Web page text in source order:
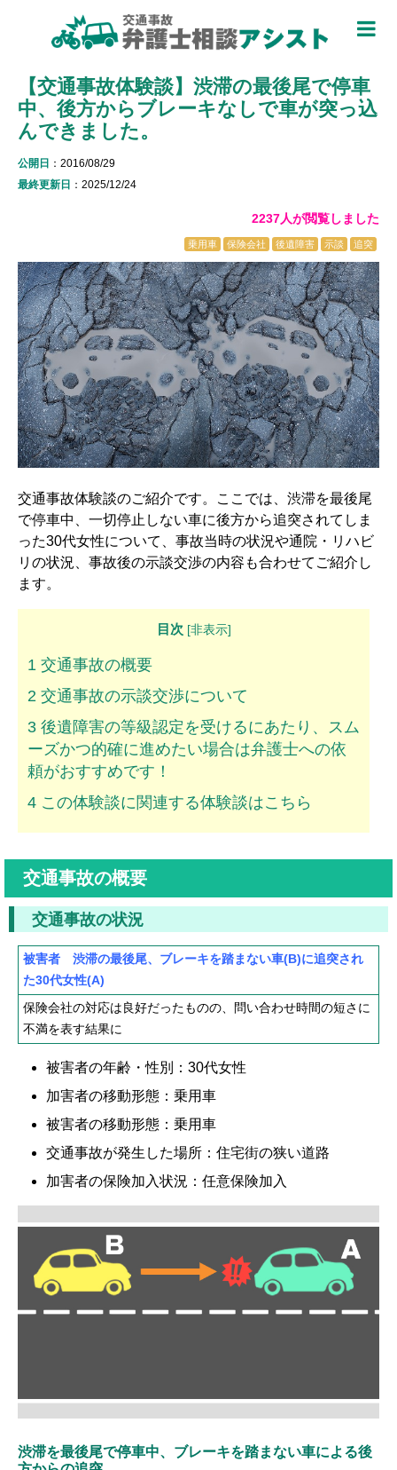
【交通事故体験談】渋滞の最後尾で停車
中、後方からブレーキなしで車が突っ込
んできました。
公開日 ：2016/08/29
最終更新日 ：2025/12/24
2237人が閲覧しました
乗用車 保険会社 後遺障害 示談 追突
交通事故体験談のご紹介です。ここでは、渋滞を最後尾
で停車中、一切停止しない車に後方から追突されてしま
った30代女性について、事故当時の状況や通院・リハビ
リの状況、事故後の示談交渉の内容も合わせてご紹介し
ます。
目次 [非表示]
1 交通事故の概要
2 交通事故の示談交渉について
3 後遺障害の等級認定を受けるにあたり、スム
ーズかつ的確に進めたい場合は弁護士への依
頼がおすすめです！
4 この体験談に関連する体験談はこちら
交通事故の概要
交通事故の状況
被害者 渋滞の最後尾、ブレーキを踏まない車(B)に追突され
た30代女性(A)
保険会社の対応は良好だったものの、問い合わせ時間の短さに
不満を表す結果に
被害者の年齢・性別：30代女性
加害者の移動形態：乗用車
被害者の移動形態：乗用車
交通事故が発生した場所：住宅街の狭い道路
加害者の保険加入状況：任意保険加入
渋滞を最後尾で停車中、ブレーキを踏まない車による後
被害者のための基礎知識 ▼
被害者になったら
適用できる保険を知る
弁護士特約について知る
加害者側について知る
被害に関する用語を知る
解決までの流れ ▼
ケガの治療
症状固定
後遺障害認定
慰謝料請求
示談交渉
乗用車事故の体験談
大型車事故の体験談
バイク事故の体験談
自転車事故の体験談
ムチ打ちの体験談
打撲の体験談
骨折の体験談
後遺障害の体験談
弁護士費用を知る
弁護士に相談[無料]